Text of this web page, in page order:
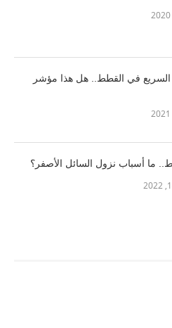
السريع في القطط.. هل هذا مؤشر
ما أسباب نزول السائل الأصفر؟